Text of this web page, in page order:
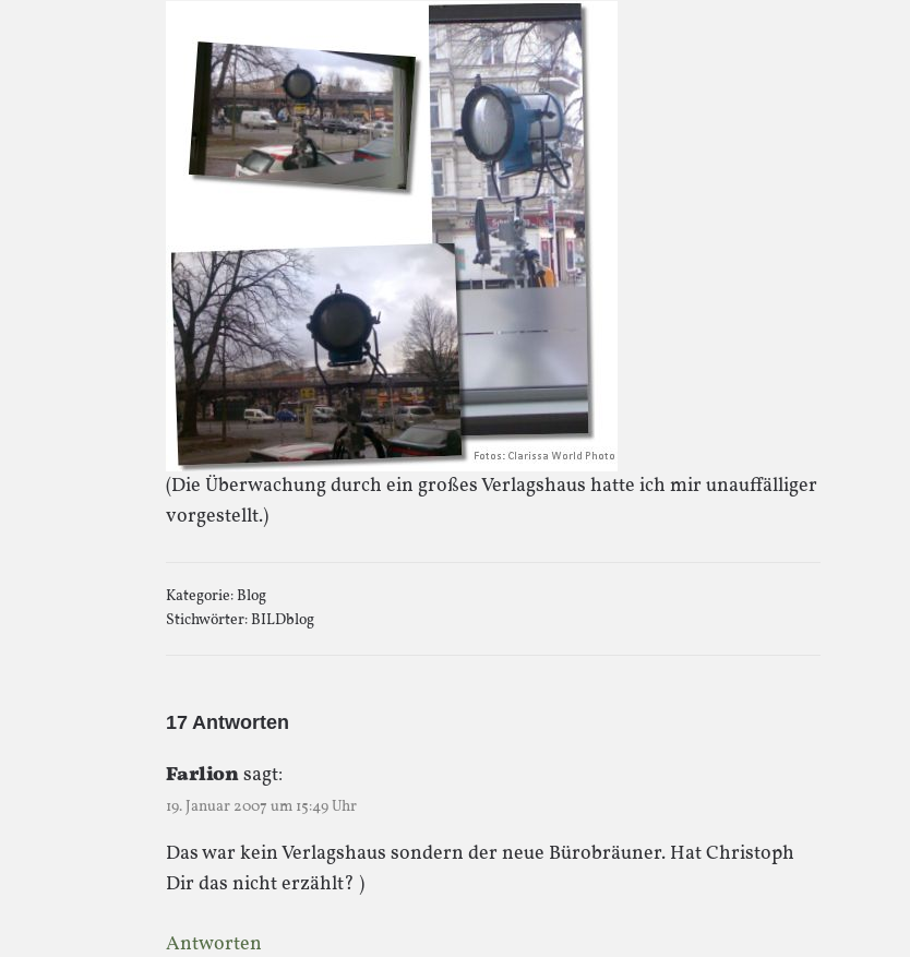
(Die Überwachung durch ein großes Verlagshaus hatte ich mir unauffälliger
vorgestellt.)
Kategorie:Blog
Stichwörter:BILDblog
17 Antworten
Farlionsagt:
19. Januar 2007 um 15:49 Uhr
Das war kein Verlagshaus sondern der neue Bürobräuner. Hat Christoph
Dir das nicht erzählt? )
Antworten